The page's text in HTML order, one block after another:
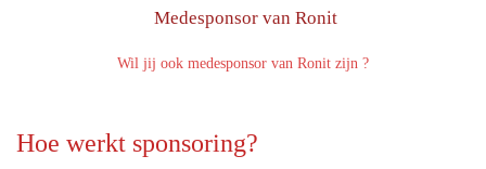
Medesponsor van Ronit
Wil jij ook medesponsor van Ronit zijn ?
Hoe werkt sponsoring?